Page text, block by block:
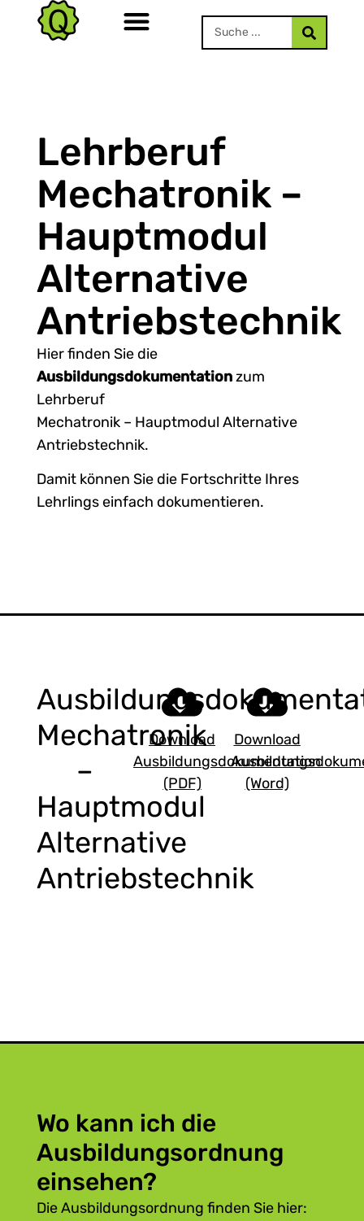
Lehrberuf
Mechatronik –
Hauptmodul
Alternative
Antriebstechnik
Hier finden Sie die
Ausbildungsdokumentationzum
Lehrberuf
Mechatronik – Hauptmodul Alternative
Antriebstechnik.
Damit können Sie die Fortschritte Ihres
Lehrlings einfach dokumentieren.
Mechatronik
–
Hauptmodul
Alternative
Antriebstechnik
Download
Ausbildungsdokumentation
(PDF)
Download
(Word)
Wo kann ich die
Ausbildungsordnung
einsehen?
Die Ausbildungsordnung finden Sie hier: